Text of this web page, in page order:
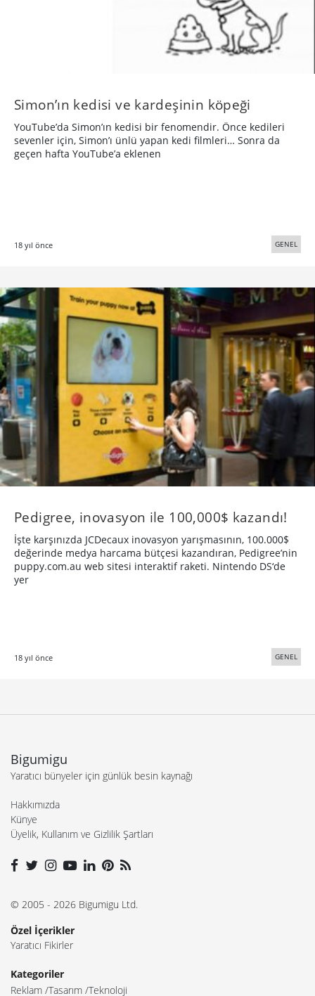
Simon’ın kedisi ve kardeşinin köpeği
YouTube’da Simon’ın kedisi bir fenomendir. Önce kedileri
sevenler için, Simon’ı ünlü yapan kedi filmleri… Sonra da
geçen hafta YouTube’a eklenen
18 yıl önce GENEL
Pedigree, inovasyon ile 100,000$ kazandı!
İşte karşınızda JCDecaux inovasyon yarışmasının, 100.000$
değerinde medya harcama bütçesi kazandıran, Pedigree’nin
puppy.com.au web sitesi interaktif raketi. Nintendo DS‘de
yer
18 yıl önce GENEL
Bigumigu
Yaratıcı bünyeler için günlük besin kaynağı
Hakkımızda
Künye
Üyelik, Kullanım ve Gizlilik Şartları
© 2005 - 2026 Bigumigu Ltd.
Özel İçerikler
Yaratıcı Fikirler
Kategoriler
Reklam Tasarım Teknoloji